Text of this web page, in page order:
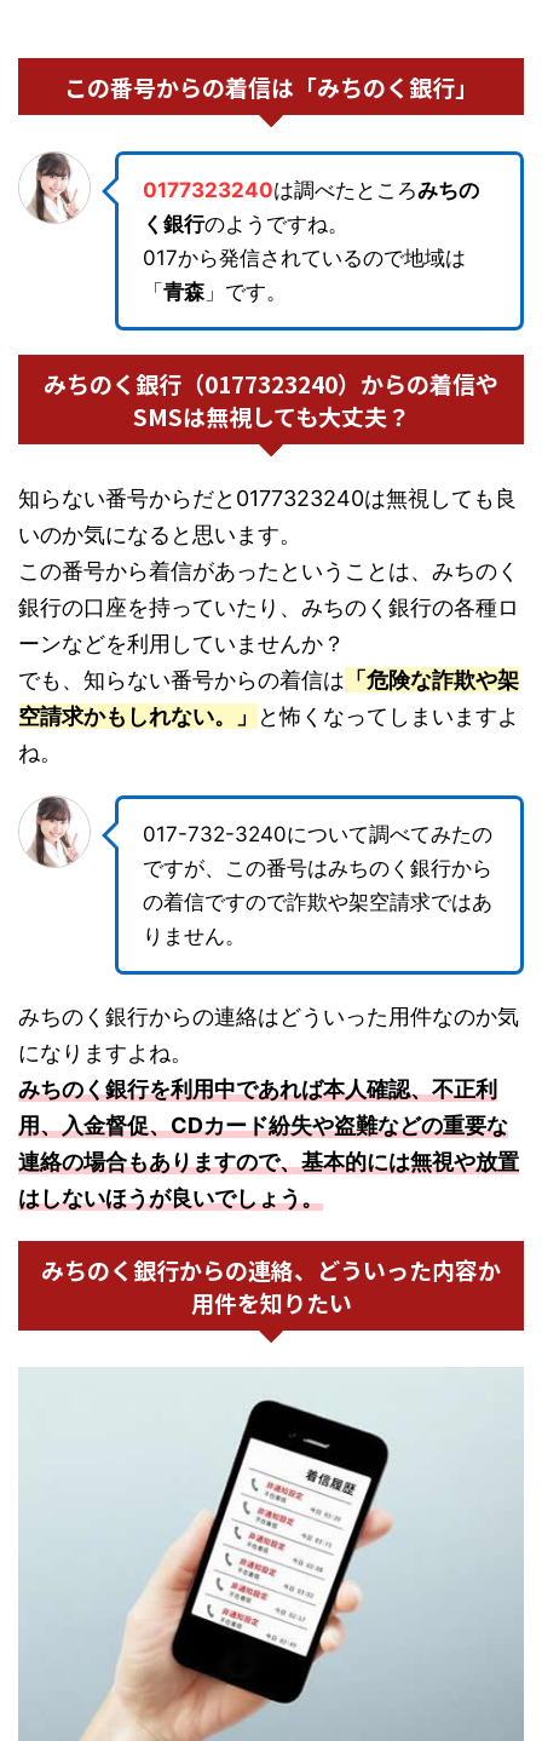
この番号からの着信は「みちのく銀行」
0177323240は調べたところみちの
く銀行のようですね。
017から発信されているので地域は
「 青森」です。
みちのく銀行（0177323240）からの着信や
SMSは無視しても大丈夫？
知らない番号からだと0177323240は無視しても良
いのか気になると思います。
この番号から着信があったということは、みちのく
銀行の口座を持っていたり、みちのく銀行の各種ロ
ーンなどを利用していませんか？
でも、知らない番号からの着信は 「危険な詐欺や架
空請求かもしれない。」
と怖くなってしまいますよ
ね。
017-732-3240について調べてみたの
ですが、この番号はみちのく銀行から
の着信ですので詐欺や架空請求ではあ
りません。
みちのく銀行からの連絡はどういった用件なのか気
になりますよね。
みちのく銀行を利用中であれば本人確認、不正利
用、入金督促、CDカード紛失や盗難などの重要な
連絡の場合もありますので、基本的には無視や放置
はしないほうが良いでしょう。
みちのく銀行からの連絡、どういった内容か
用件を知りたい